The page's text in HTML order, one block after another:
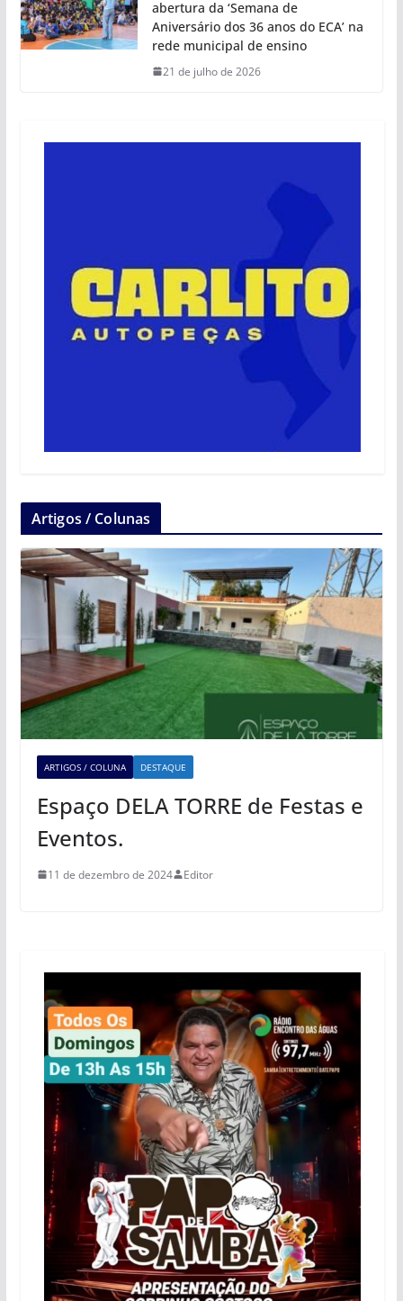
abertura da ‘Semana de
Aniversário dos 36 anos do ECA’ na
rede municipal de ensino
21 de julho de 2026
Artigos / Colunas
ARTIGOS / COLUNA DESTAQUE
Espaço DELA TORRE de Festas e
Eventos.
11 de dezembro de 2024 Editor